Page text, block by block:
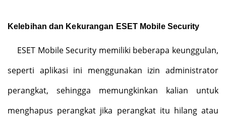
Kelebihan dan Kekurangan ESET Mobile Security
ESET Mobile Security memiliki beberapa keunggulan,
seperti aplikasi ini menggunakan izin administrator
perangkat, sehingga memungkinkan kalian untuk
menghapus perangkat jika perangkat itu hilang atau